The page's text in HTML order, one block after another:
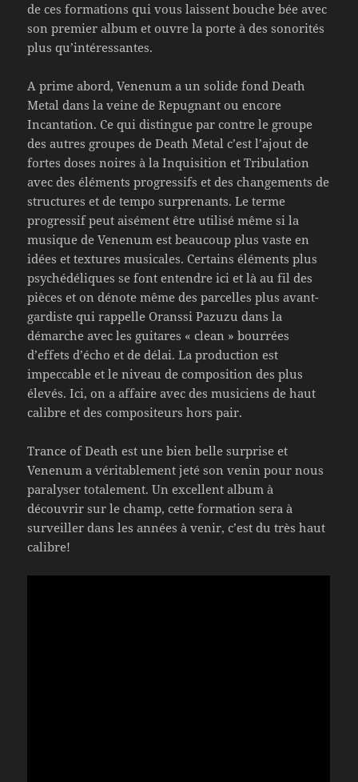
de ces formations qui vous laissent bouche bée avec
son premier album et ouvre la porte à des sonorités
plus qu’intéressantes.
A prime abord, Venenum a un solide fond Death
Metal dans la veine de Repugnant ou encore
Incantation. Ce qui distingue par contre le groupe
des autres groupes de Death Metal c’est l’ajout de
fortes doses noires à la Inquisition et Tribulation
avec des éléments progressifs et des changements de
structures et de tempo surprenants. Le terme
progressif peut aisément être utilisé même si la
musique de Venenum est beaucoup plus vaste en
idées et textures musicales. Certains éléments plus
psychédéliques se font entendre ici et là au fil des
pièces et on dénote même des parcelles plus avant-
gardiste qui rappelle Oranssi Pazuzu dans la
démarche avec les guitares « clean » bourrées
d’effets d’écho et de délai. La production est
impeccable et le niveau de composition des plus
élevés. Ici, on a affaire avec des musiciens de haut
calibre et des compositeurs hors pair.
Trance of Death est une bien belle surprise et
Venenum a véritablement jeté son venin pour nous
paralyser totalement. Un excellent album à
découvrir sur le champ, cette formation sera à
surveiller dans les années à venir, c’est du très haut
calibre!